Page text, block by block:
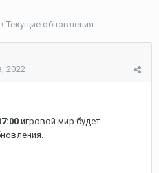
в Текущие обновления
2022
игровой мир будет